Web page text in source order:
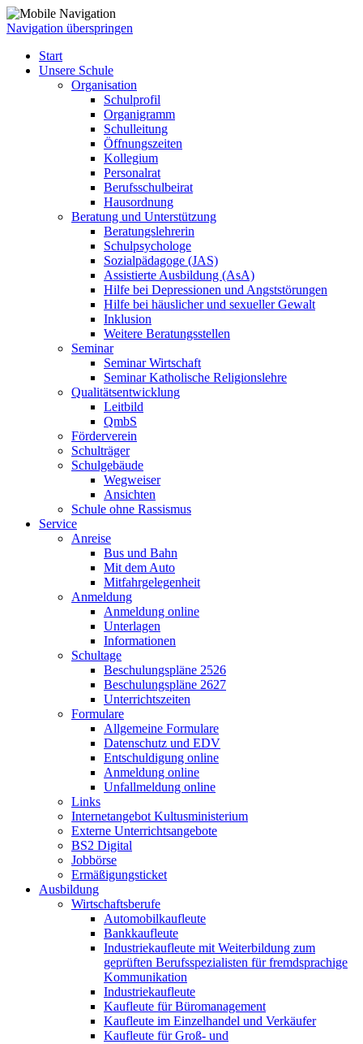
Navigation überspringen
Start
Unsere Schule
Organisation
Schulprofil
Organigramm
Schulleitung
Öffnungszeiten
Kollegium
Personalrat
Berufsschulbeirat
Hausordnung
Beratung und Unterstützung
Beratungslehrerin
Schulpsychologe
Sozialpädagoge (JAS)
Assistierte Ausbildung (AsA)
Hilfe bei Depressionen und Angststörungen
Hilfe bei häuslicher und sexueller Gewalt
Inklusion
Weitere Beratungsstellen
Seminar
Seminar Wirtschaft
Seminar Katholische Religionslehre
Qualitätsentwicklung
Leitbild
QmbS
Förderverein
Schulträger
Schulgebäude
Wegweiser
Ansichten
Schule ohne Rassismus
Service
Anreise
Bus und Bahn
Mit dem Auto
Mitfahrgelegenheit
Anmeldung
Anmeldung online
Unterlagen
Informationen
Schultage
Beschulungspläne 2526
Beschulungspläne 2627
Unterrichtszeiten
Formulare
Allgemeine Formulare
Datenschutz und EDV
Entschuldigung online
Anmeldung online
Unfallmeldung online
Links
Internetangebot Kultusministerium
Externe Unterrichtsangebote
BS2 Digital
Jobbörse
Ermäßigungsticket
Ausbildung
Wirtschaftsberufe
Automobilkaufleute
Bankkaufleute
Industriekaufleute mit Weiterbildung zum
geprüften Berufsspezialisten für fremdsprachige
Kommunikation
Industriekaufleute
Kaufleute für Büromanagement
Kaufleute im Einzelhandel und Verkäufer
Kaufleute für Groß- und